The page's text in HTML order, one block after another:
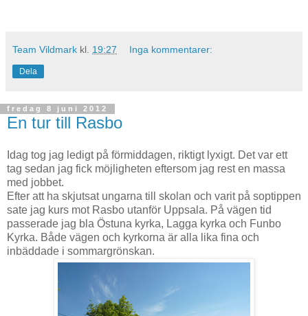
Team Vildmark kl. 19:27 Inga kommentarer:
Dela
fredag 8 juni 2012
En tur till Rasbo
Idag tog jag ledigt på förmiddagen, riktigt lyxigt. Det var ett
tag sedan jag fick möjligheten eftersom jag rest en massa
med jobbet.
Efter att ha skjutsat ungarna till skolan och varit på soptippen
sate jag kurs mot Rasbo utanför Uppsala. På vägen tid
passerade jag bla Östuna kyrka, Lagga kyrka och Funbo
Kyrka. Både vägen och kyrkorna är alla lika fina och
inbäddade i sommargrönskan.